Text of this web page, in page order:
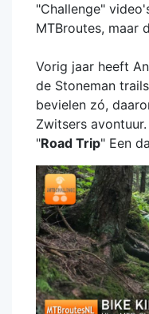
"Challenge"
MTBroutes, maar
Vorig jaar heeft
de Stoneman
bevielen zó,
Zwitsers
"Road Trip" Een